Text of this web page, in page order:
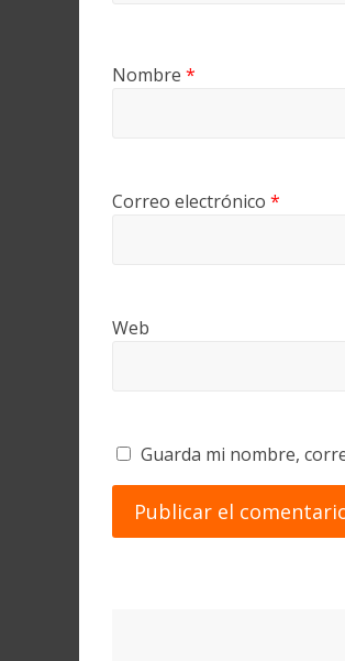
Nombre *
Correo electrónico *
Web
Guarda mi nombre,